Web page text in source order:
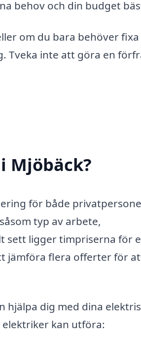
behov och din budget
om du bara behöver fixa
Tveka inte att göra en
Mjöbäck?
för både
typ av arbete,
sett ligger timpriserna för
jämföra flera offerter för
hjälpa dig med dina
kan utföra: